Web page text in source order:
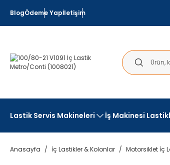
BlogÖdeme Yapİletişim
Lastik Servis Makineleri İş Makinesi
Anasayfa İç Lastikler & Kolonlar Motorsiklet İç